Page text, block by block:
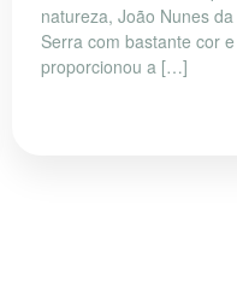
natureza, João Nunes
Serra com bastante cor
proporcionou a […]